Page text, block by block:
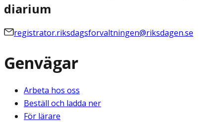
diarium
registrator.riksdagsforvaltningen@riksdagen.se
Genvägar
Arbeta hos oss
Beställ och ladda ner
För lärare